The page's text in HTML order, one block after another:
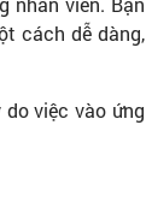
cách dễ dàng,
việc vào ứng